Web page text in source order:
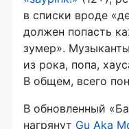
в списки вроде
должен попасть
зумер».
из рока, попа,
В общем, всего
В обновленный
нагрянут Gu Aka